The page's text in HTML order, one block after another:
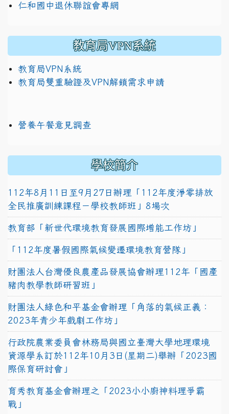
仁和國中退休聯誼會專網
教育局VPN系統
教育局VPN系統
教育局雙重驗證及VPN解鎖需求申請
營養午餐意見調查
學校簡介
112年8月11日至9月27日辦理「112年度淨零排放
全民推廣訓練課程－學校教師班」8場次
教育部「新世代環境教育發展國際增能工作坊」
「112年度暑假國際氣候變遷環境教育營隊」
財團法人台灣優良農產品發展協會辦理112年「國產
豬肉教學教師研習班」
財團法人綠色和平基金會辦理「角落的氣候正義：
2023年青少年戲劇工作坊」
行政院農業委員會林務局與國立臺灣大學地理環境
資源學系訂於112年10月3日(星期二)舉辦「2023國
際保育研討會」
育秀教育基金會辦理之「2023小小廚神料理爭霸
戰」